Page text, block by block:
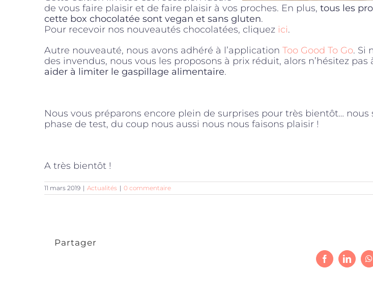
de vous faire plaisir et de faire plaisir à vos proches. En plus, tous les
cette box chocolatée sont vegan et sans gluten.
Pour recevoir nos nouveautés chocolatées, cliquez ici.
Autre nouveauté, nous avons adhéré à l’application Too Good To Go. Si
des invendus, nous vous les proposons à prix réduit, alors n’hésitez pas
aider à limiter le gaspillage alimentaire.
Nous vous préparons encore plein de surprises pour très bientôt… nous
phase de test, du coup nous aussi nous nous faisons plaisir !
A très bientôt !
11 mars 2019 | Actualités | 0 commentaire
Partager
Facebook